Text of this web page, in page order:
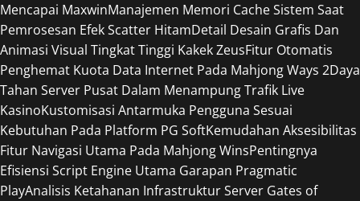
Mencapai MaxwinManajemen Memori Cache Sistem Saat
Pemrosesan Efek Scatter HitamDetail Desain Grafis Dan
Animasi Visual Tingkat Tinggi Kakek ZeusFitur Otomatis
Penghemat Kuota Data Internet Pada Mahjong Ways 2Daya
Tahan Server Pusat Dalam Menampung Trafik Live
KasinoKustomisasi Antarmuka Pengguna Sesuai
Kebutuhan Pada Platform PG SoftKemudahan Aksesibilitas
Fitur Navigasi Utama Pada Mahjong WinsPentingnya
Efisiensi Script Engine Utama Garapan Pragmatic
PlayAnalisis Ketahanan Infrastruktur Server Gates of